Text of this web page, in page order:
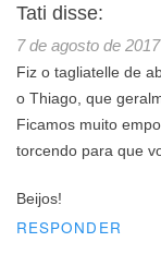
Tati disse:
7 de agosto de
Fiz o tagliatelle de
o Thiago, que
Ficamos muito
torcendo para que
Beijos!
RESPONDER